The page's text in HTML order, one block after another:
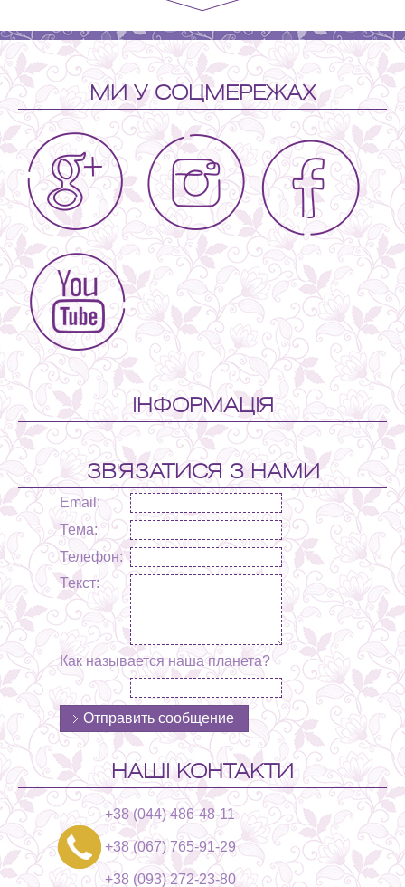
МИ У СОЦМЕРЕЖАХ
ІНФОРМАЦІЯ
ЗВ'ЯЗАТИСЯ З НАМИ
Email:
Тема:
Телефон:
Текст:
Как называется наша планета?
НАШІ КОНТАКТИ
+38 (044) 486-48-11
+38 (067) 765-91-29
+38 (093) 272-23-80